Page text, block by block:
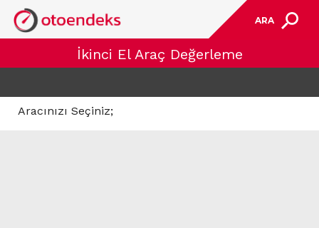
ARA
İkinci El Araç Değerleme
Aracınızı Seçiniz;